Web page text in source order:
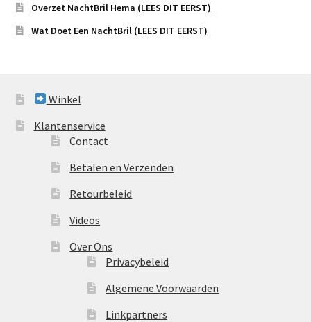
Overzet NachtBril Hema (LEES DIT EERST)
Wat Doet Een NachtBril (LEES DIT EERST)
Winkel
Klantenservice
Contact
Betalen en Verzenden
Retourbeleid
Videos
Over Ons
Privacybeleid
Algemene Voorwaarden
Linkpartners